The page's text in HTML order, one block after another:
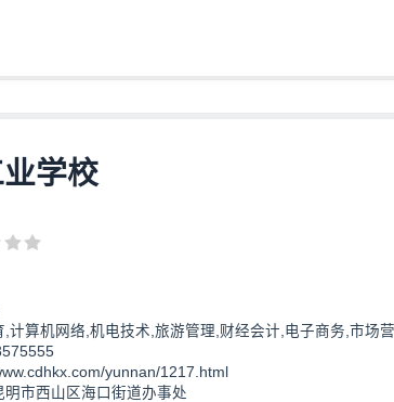
学校
,计算机网络,机电技术,旅游管理,财经会计,电子商务,市场
yunnan/1217.html
明市西山区海口街道办事处